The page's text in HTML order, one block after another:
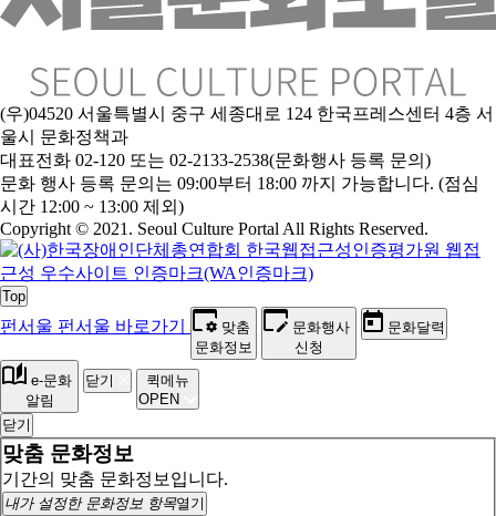
(우)04520 서울특별시 중구 세종대로 124 한국프레스센터 4층 서
울시 문화정책과
대표전화 02-120 또는 02-2133-2538(문화행사 등록 문의)
문화 행사 등록 문의는 09:00부터 18:00 까지 가능합니다. (점심
시간 12:00 ~ 13:00 제외)
Copyright © 2021. Seoul Culture Portal All Rights Reserved.
Top
펀서울 펀서울 바로가기
맞춤
문화정보
문화행사
신청
문화달력
e-문화
알림
닫기
퀵메뉴
OPEN
닫기
맞춤 문화정보
기간의 맞춤 문화정보입니다.
내가 설정한 문화정보 항목열기